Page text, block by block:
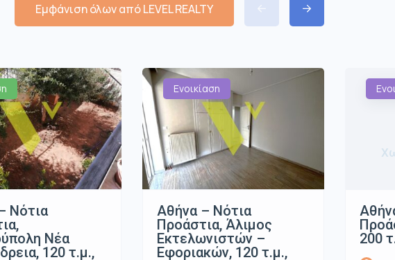
Εμφάνιση όλων από LEVEL REALTY
Νότια
Νέα
120 τ.μ.,
Ενοικίαση
Αθήνα – Νότια
Προάστια, Άλιμος
Εκτελωνιστών –
Εφοριακών, 120 τ.μ.,
200